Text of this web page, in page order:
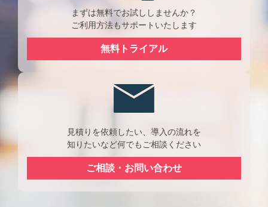
まずは無料でお試ししませんか？
ご利用方法もサポートいたします
無料トライアル
見積りを依頼したい、導入の流れを
知りたいなど何でもご相談ください
ご相談・お問い合わせ